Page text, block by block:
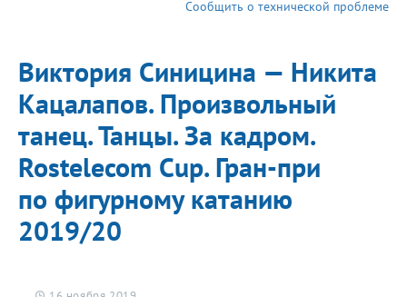
Сообщить о технической проблеме
Виктория Синицина — Никита
Кацалапов. Произвольный
танец. Танцы. За кадром.
Rostelecom Cup. Гран-при
по фигурному катанию
2019/20